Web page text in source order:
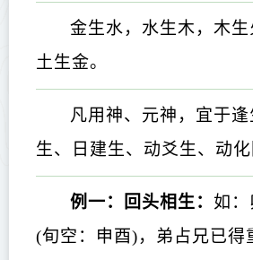
金生水，水生木，木生
土生金。
凡用神、元神，宜于
生、日建生、动爻生、动化
例一：回头相生： 如：
(旬空：申酉)，弟占兄已得